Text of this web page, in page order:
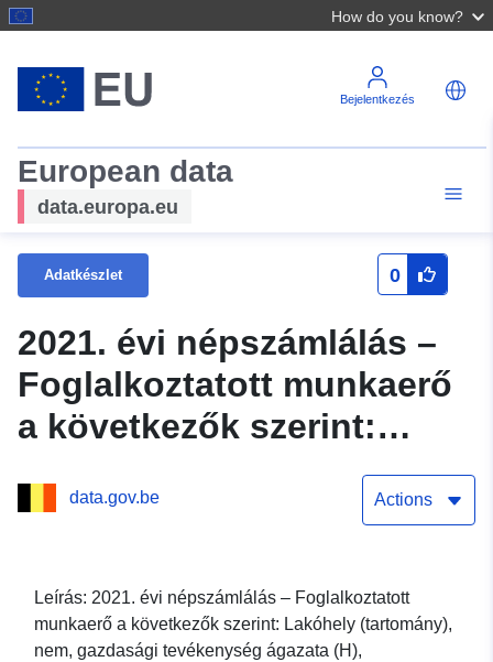
How do you know?
Bejelentkezés
European data
data.europa.eu
Adatkészlet 0
2021. évi népszámlálás –
Foglalkoztatott munkaerő
a következők szerint:
Lakóhely (tartomány),
nem, gazdasági
foglalkozási viszony és
születési hely (L)
data.gov.be Actions
Leírás: 2021. évi népszámlálás – Foglalkoztatott
munkaerő a következők szerint: Lakóhely (tartomány),
nem, gazdasági tevékenység ágazata (H),